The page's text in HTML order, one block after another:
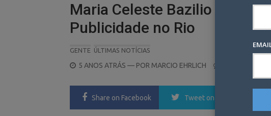
Maria Celeste Bazilio
Publicidade no Rio
GENTE ÚLTIMAS NOTÍCIAS
POSTED
5 ANOS ATRÁS — POR MARCIO EHRLICH
Share on Facebook Tweet on Twitter